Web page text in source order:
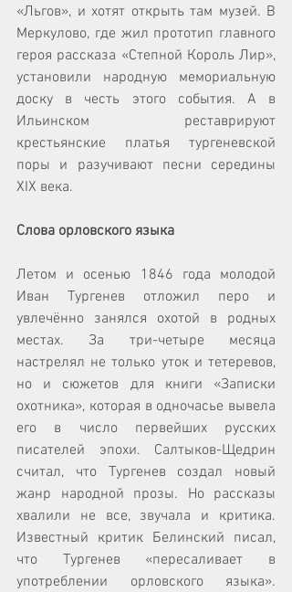
«Льгов», и хотят открыть там музей. В
Меркулово, где жил прототип главного
героя рассказа «Степной Король Лир»,
установили народную мемориальную
доску в честь этого события. А в
Ильинском реставрируют
крестьянские платья тургеневской
поры и разучивают песни середины
XIX века.
Слова орловского языка
Летом и осенью 1846 года молодой
Иван Тургенев отложил перо и
увлечённо занялся охотой в родных
местах. За три-четыре месяца
настрелял не только уток и тетеревов,
но и сюжетов для книги «Записки
охотника», которая в одночасье вывела
его в число первейших русских
писателей эпохи. Салтыков-Щедрин
считал, что Тургенев создал новый
жанр народной прозы. Но рассказы
хвалили не все, звучала и критика.
Известный критик Белинский писал,
что Тургенев «пересаливает в
употреблении орловского языка».